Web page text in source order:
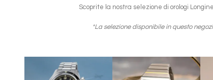
Scoprite la nostra selezione di orologi
*La selezione disponibile in questo